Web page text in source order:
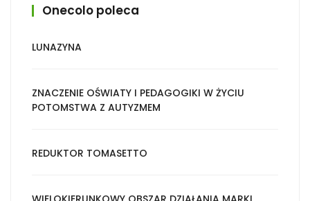
Onecolo poleca
LUNAZYNA
ZNACZENIE OŚWIATY I PEDAGOGIKI W ŻYCIU
POTOMSTWA Z AUTYZMEM
REDUKTOR TOMASETTO